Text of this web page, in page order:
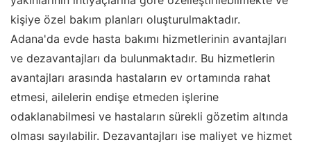
kişiye özel bakım planları oluşturulmaktadır.
Adana'da evde hasta bakımı hizmetlerinin avantajları
ve dezavantajları da bulunmaktadır. Bu hizmetlerin
avantajları arasında hastaların ev ortamında rahat
etmesi, ailelerin endişe etmeden işlerine
odaklanabilmesi ve hastaların sürekli gözetim altında
olması sayılabilir. Dezavantajları ise maliyet ve hizmet